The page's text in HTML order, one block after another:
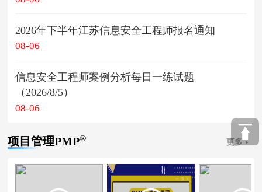
2026年下半年江苏信息安全工程师报名通知
08-06
信息安全工程师案例分析每日一练试题
（2026/8/5）
08-06
项目管理PMP® 更多